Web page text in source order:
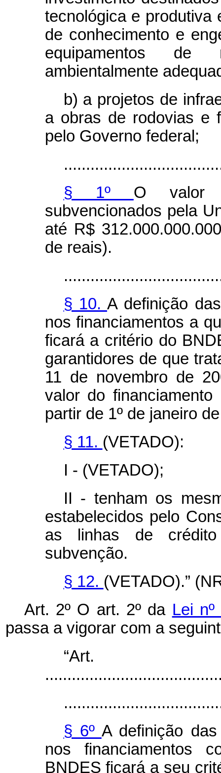
tecnológica e produtiva
de conhecimento e
equipamentos de
ambientalmente
b) a projetos de
a obras de rodovias e
pelo Governo federal;
§ 1º O valor
subvencionados pela
até R$
de reais).
§ 10.A definição
nos financiamentos a
ficará a critério do
garantidores de que
11 de novembro de
valor do
partir de 1º de janeiro
§ 11. (VETADO):
I - (VETADO);
II - tenham os
estabelecidos pelo
as linhas de
subvenção.
§ 12. (VETADO).”
Art. 2º O art. 2º da Lei
passa a vigorar com a
§ 6º A definição
nos financiamentos
BNDES ficará a seu